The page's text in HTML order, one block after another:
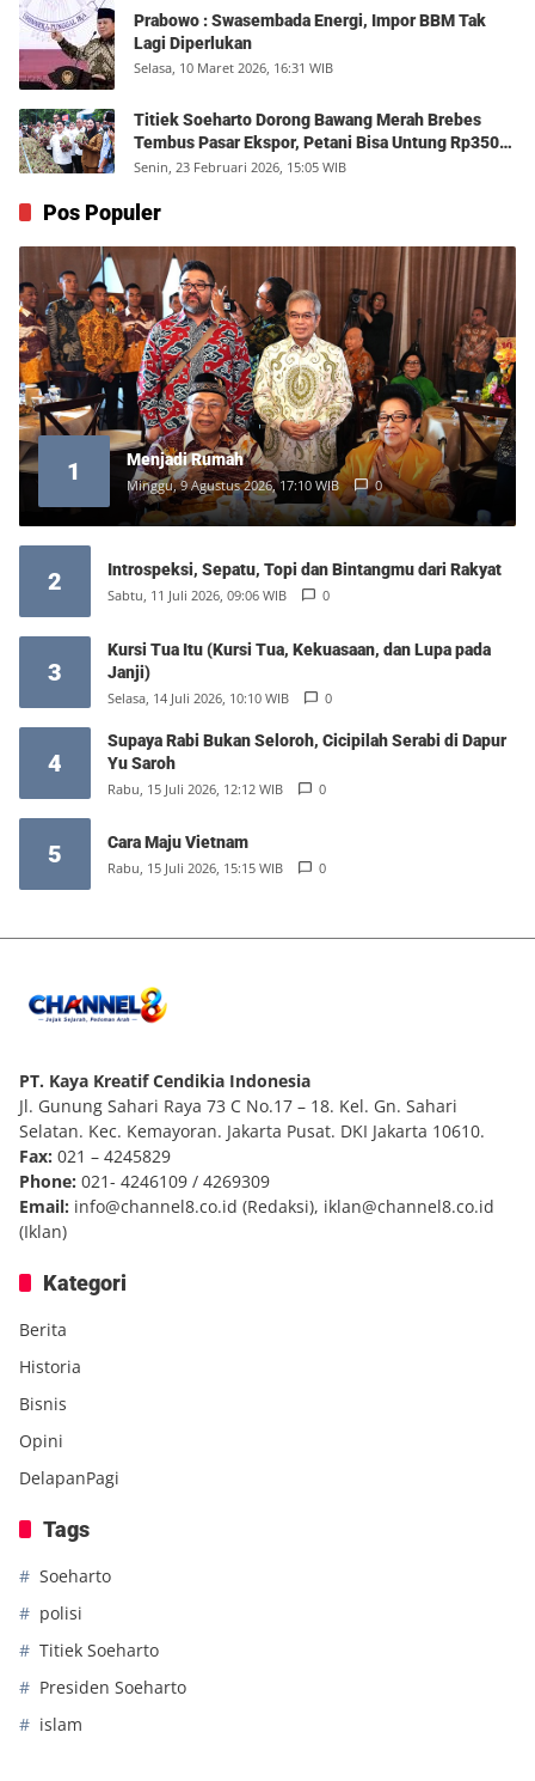
Prabowo : Swasembada Energi, Impor BBM Tak
Lagi Diperlukan
Selasa, 10 Maret 2026, 16:31 WIB
Titiek Soeharto Dorong Bawang Merah Brebes
Tembus Pasar Ekspor, Petani Bisa Untung Rp350
Juta per Hektare
Senin, 23 Februari 2026, 15:05 WIB
Pos Populer
1 Menjadi Rumah
Minggu, 9 Agustus 2026, 17:10 WIB 0
2 Introspeksi, Sepatu, Topi dan Bintangmu dari Rakyat
Sabtu, 11 Juli 2026, 09:06 WIB 0
3
Kursi Tua Itu (Kursi Tua, Kekuasaan, dan Lupa pada
Janji)
Selasa, 14 Juli 2026, 10:10 WIB 0
4
Supaya Rabi Bukan Seloroh, Cicipilah Serabi di Dapur
Yu Saroh
Rabu, 15 Juli 2026, 12:12 WIB 0
5 Cara Maju Vietnam
Rabu, 15 Juli 2026, 15:15 WIB 0
PT. Kaya Kreatif Cendikia Indonesia
Jl. Gunung Sahari Raya 73 C No.17 – 18. Kel. Gn. Sahari
Selatan. Kec. Kemayoran. Jakarta Pusat. DKI Jakarta 10610.
Fax: 021 – 4245829
Phone: 021- 4246109 / 4269309
Email: info@channel8.co.id (Redaksi), iklan@channel8.co.id
(Iklan)
Kategori
Berita
Historia
Bisnis
Opini
DelapanPagi
Tags
Soeharto
polisi
Titiek Soeharto
Presiden Soeharto
islam